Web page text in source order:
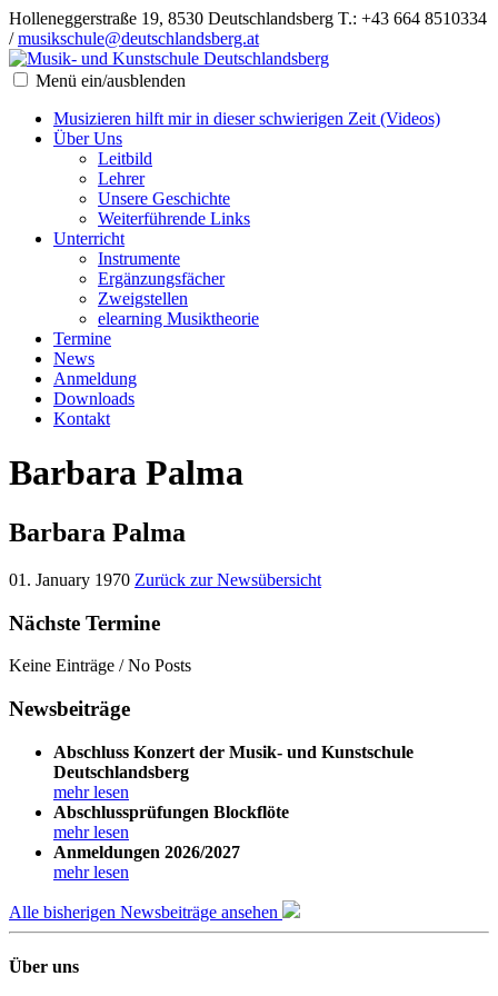
Holleneggerstraße 19, 8530 Deutschlandsberg T.: +43 664 8510334
/musikschule@deutschlandsberg.at
Menü ein/ausblenden
Musizieren hilft mir in dieser schwierigen Zeit (Videos)
Über Uns
Leitbild
Lehrer
Unsere Geschichte
Weiterführende Links
Unterricht
Instrumente
Ergänzungsfächer
Zweigstellen
elearning Musiktheorie
Termine
News
Anmeldung
Downloads
Kontakt
Barbara Palma
Barbara Palma
01. January 1970 Zurück zur Newsübersicht
Nächste Termine
Keine Einträge / No Posts
Newsbeiträge
Abschluss Konzert der Musik- und Kunstschule
Deutschlandsberg
mehr lesen
Abschlussprüfungen Blockflöte
mehr lesen
Anmeldungen 2026/2027
mehr lesen
Alle bisherigen Newsbeiträge ansehen
Über uns